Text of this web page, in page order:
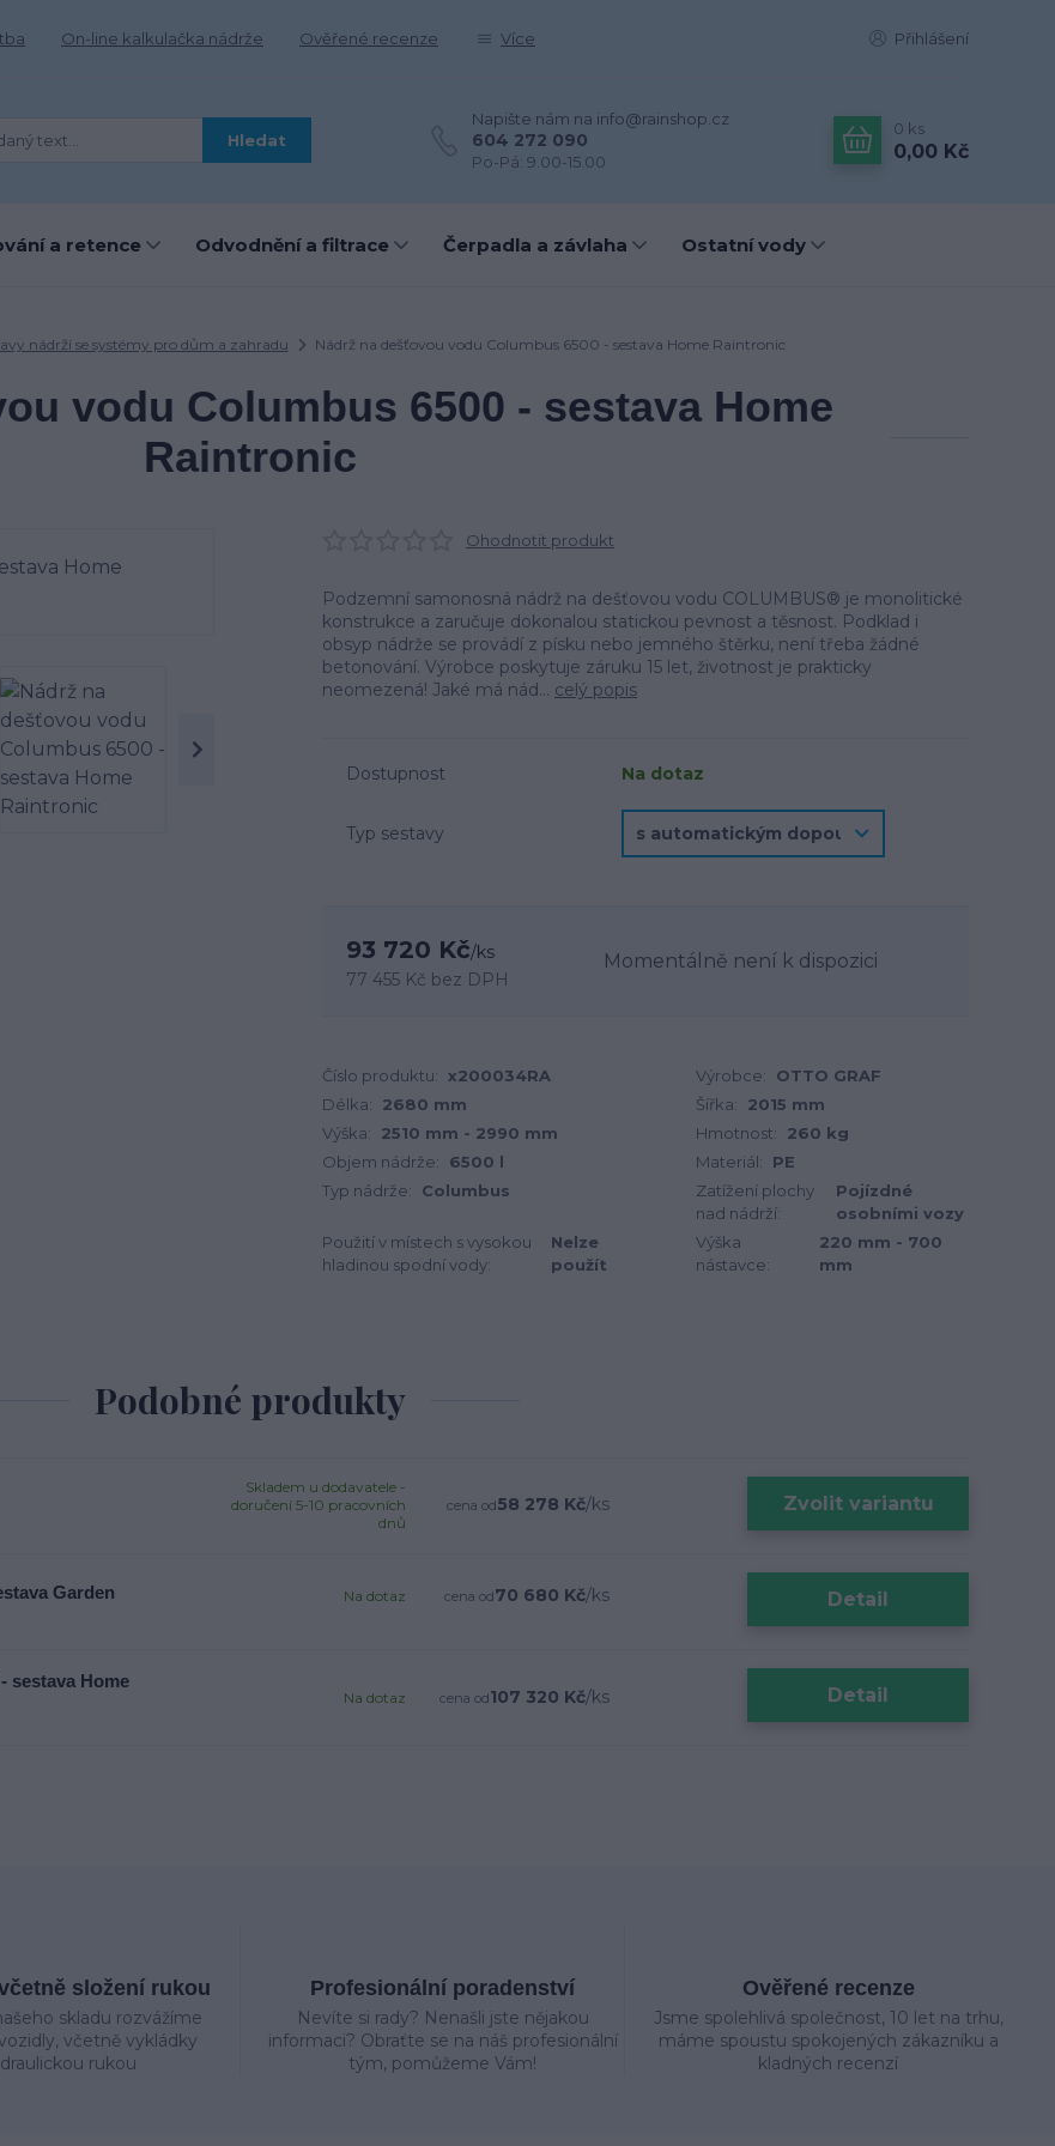
On-line kalkulačka nádrže Ověřené recenze Více Přihlášení
Hledat
Napište nám na info@rainshop.cz
604 272 090
Po-Pá: 9.00-15.00
0 ks
0,00 Kč
a retence Odvodnění a filtrace Čerpadla a závlaha Ostatní vody
nádrží se systémy pro dům a zahradu Nádrž na dešťovou vodu Columbus 6500 - sestava Home Raintronic
vodu Columbus 6500 - sestava Home
Raintronic
Ohodnotit produkt
Podzemní samonosná nádrž na dešťovou vodu COLUMBUS® je monolitické
konstrukce a zaručuje dokonalou statickou pevnost a těsnost. Podklad i
obsyp nádrže se provádí z písku nebo jemného štěrku, není třeba žádné
betonování. Výrobce poskytuje záruku 15 let, životnost je prakticky
neomezená! Jaké má nád... celý popis
Dostupnost Na dotaz
Typ sestavy
93 720 Kč/ks
77 455 Kč bez DPH
Momentálně není k dispozici
Číslo produktu: x200034RA Výrobce:
OTTO GRAF
Délka:
2680 mm Šířka:
2015 mm
Výška:
2510 mm - 2990 mm Hmotnost:
260 kg
Objem nádrže:
6500 l Materiál:
PE
Typ nádrže:
Columbus
Zatížení plochy
nad nádrží:
Pojízdné
osobními vozy
Použití v místech s vysokou
hladinou spodní vody:
Nelze
použít
Výška
nástavce:
220 mm - 700
mm
Podobné produkty
cena od58 278 Kč/ks
Skladem u dodavatele -
doručení 5-10 pracovních
dnů
Zvolit variantu
Garden cena od70 680 Kč/ks
Na dotaz Detail
sestava Home
cena od107 320 Kč/ks
Na dotaz Detail
složení rukou
skladu rozvážíme
včetně vykládky
rukou
Profesionální poradenství
Nevíte si rady? Nenašli jste nějakou
informaci? Obraťte se na náš profesionální
tým, pomůžeme Vám!
Ověřené recenze
Jsme spolehlivá společnost, 10 let na trhu,
máme spoustu spokojených zákazníku a
kladných recenzí